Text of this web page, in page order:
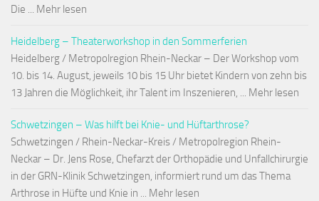
Die ... Mehr lesen
Heidelberg – Theaterworkshop in den Sommerferien
Heidelberg / Metropolregion Rhein-Neckar – Der Workshop vom
10. bis 14. August, jeweils 10 bis 15 Uhr bietet Kindern von zehn bis
13 Jahren die Möglichkeit, ihr Talent im Inszenieren, ... Mehr lesen
Schwetzingen – Was hilft bei Knie- und Hüftarthrose?
Schwetzingen / Rhein-Neckar-Kreis / Metropolregion Rhein-
Neckar – Dr. Jens Rose, Chefarzt der Orthopädie und Unfallchirurgie
in der GRN-Klinik Schwetzingen, informiert rund um das Thema
Arthrose in Hüfte und Knie in ... Mehr lesen